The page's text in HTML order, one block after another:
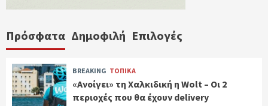
Πρόσφατα Δημοφιλή Επιλογές
BREAKING ΤΟΠΙΚΑ
«Ανοίγει» τη Χαλκιδική η Wolt – Οι 2
περιοχές που θα έχουν delivery